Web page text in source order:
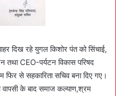
दिख रहे युगल किशोर पंत को सिंचाई,
तथा CEO-पर्यटन विकास परिषद
फिर से सहकारिता सचिव बना दिए गए।
के बाद समाज कल्याण,श्रम